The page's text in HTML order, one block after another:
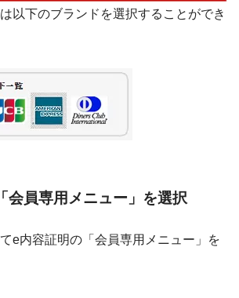
以下のブランドを選択することができ
会員専用メニュー」を選択
e内容証明の「会員専用メニュー」を